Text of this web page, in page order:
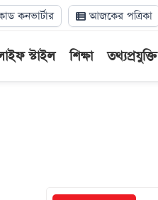
কনভার্টার আজকের পত্রিকা
স্টাইল শিক্ষা তথ্যপ্রযুক্তি